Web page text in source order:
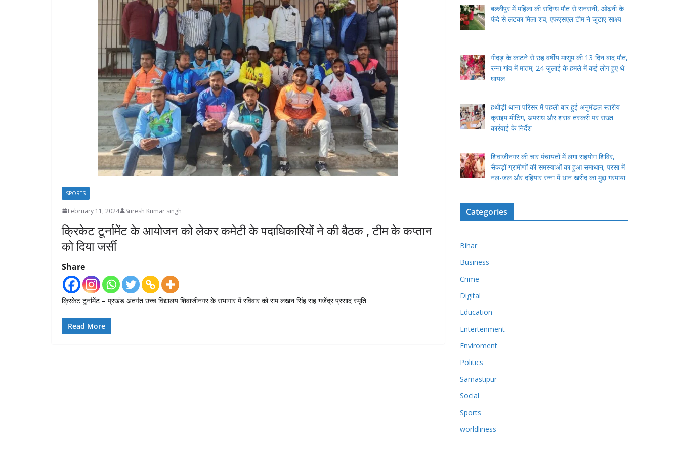
SPORTS
February 11, 2024 Suresh Kumar singh
क्रिकेट टूर्नामेंट के आयोजन को लेकर कमेटी के पदाधिकारियों ने की बैठक , टीम के कप्तान
को दिया जर्सी
Share
क्रिकेट टूर्नामेंट – प्रखंड अंतर्गत उच्च विद्यालय शिवाजीनगर के सभागार में रविवार को राम लखन सिंह सह गजेंद्र प्रसाद स्मृति
Read More
बल्लीपुर में महिला की संदिग्ध मौत से सनसनी, ओढ़नी के
फंदे से लटका मिला शव; एफएसएल टीम ने जुटाए साक्ष्य
गीदड़ के काटने से छह वर्षीय मासूम की 13 दिन बाद मौत,
रन्ना गांव में मातम; 24 जुलाई के हमले में कई लोग हुए थे
घायल
हथौड़ी थाना परिसर में पहली बार हुई अनुमंडल स्तरीय
क्राइम मीटिंग, अपराध और शराब तस्करी पर सख्त
कार्रवाई के निर्देश
शिवाजीनगर की चार पंचायतों में लगा सहयोग शिविर,
सैकड़ों ग्रामीणों की समस्याओं का हुआ समाधान; परसा में
नल-जल और दहियार रन्ना में धान खरीद का मुद्दा गरमाया
Categories
Bihar
Business
Crime
Digital
Education
Entertenment
Enviroment
Politics
Samastipur
Social
Sports
worldliness